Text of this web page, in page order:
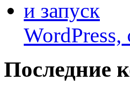
WordPress,
Последние